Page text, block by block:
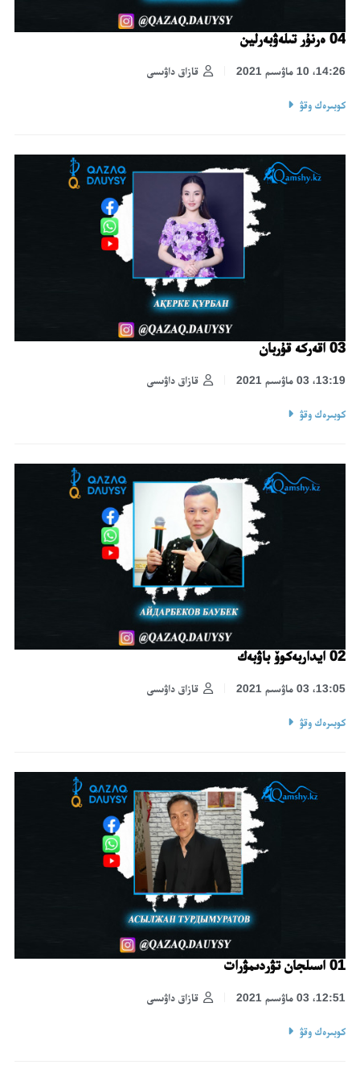
04 ەرنۇر تىلەۋبەرلين
قازاق داۋىسى 14:26، 10 ماۋسىم 2021
كوبىرەك وقۋ
03 اقەركە قۇربان
قازاق داۋىسى 13:19، 03 ماۋسىم 2021
كوبىرەك وقۋ
02 ايداربەكوۆ باۋبەك
قازاق داۋىسى 13:05، 03 ماۋسىم 2021
كوبىرەك وقۋ
01 اسىلجان تۋردىمۋرات
قازاق داۋىسى 12:51، 03 ماۋسىم 2021
كوبىرەك وقۋ